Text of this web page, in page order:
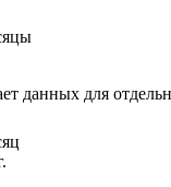
данных для